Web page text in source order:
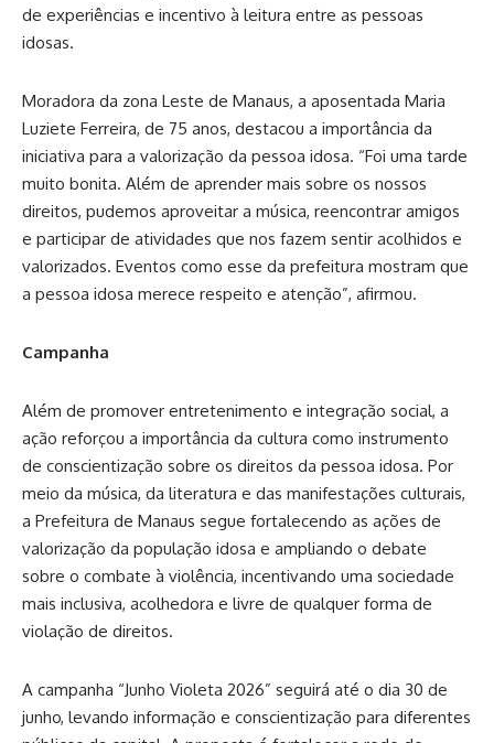
de experiências e incentivo à leitura entre as pessoas
idosas.
Moradora da zona Leste de Manaus, a aposentada Maria
Luziete Ferreira, de 75 anos, destacou a importância da
iniciativa para a valorização da pessoa idosa. “Foi uma tarde
muito bonita. Além de aprender mais sobre os nossos
direitos, pudemos aproveitar a música, reencontrar amigos
e participar de atividades que nos fazem sentir acolhidos e
valorizados. Eventos como esse da prefeitura mostram que
a pessoa idosa merece respeito e atenção”, afirmou.
Campanha
Além de promover entretenimento e integração social, a
ação reforçou a importância da cultura como instrumento
de conscientização sobre os direitos da pessoa idosa. Por
meio da música, da literatura e das manifestações culturais,
a Prefeitura de Manaus segue fortalecendo as ações de
valorização da população idosa e ampliando o debate
sobre o combate à violência, incentivando uma sociedade
mais inclusiva, acolhedora e livre de qualquer forma de
violação de direitos.
A campanha “Junho Violeta 2026” seguirá até o dia 30 de
junho, levando informação e conscientização para diferentes